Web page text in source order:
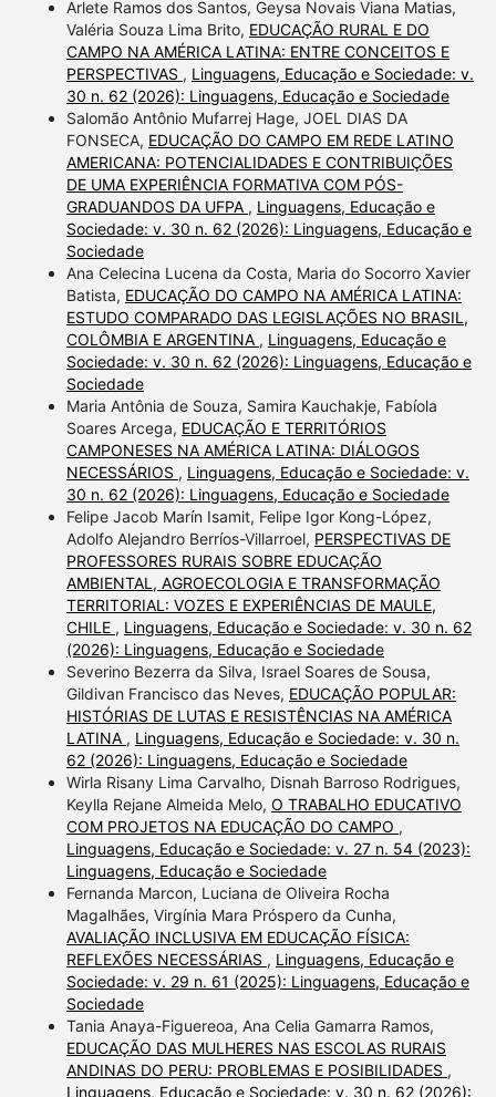
Arlete Ramos dos Santos, Geysa Novais Viana Matias,
Valéria Souza Lima Brito, EDUCAÇÃO RURAL E DO
CAMPO NA AMÉRICA LATINA: ENTRE CONCEITOS E
PERSPECTIVAS , Linguagens, Educação e Sociedade: v.
30 n. 62 (2026): Linguagens, Educação e Sociedade
Salomão Antônio Mufarrej Hage, JOEL DIAS DA
FONSECA, EDUCAÇÃO DO CAMPO EM REDE LATINO
AMERICANA: POTENCIALIDADES E CONTRIBUIÇÕES
DE UMA EXPERIÊNCIA FORMATIVA COM PÓS-
GRADUANDOS DA UFPA , Linguagens, Educação e
Sociedade: v. 30 n. 62 (2026): Linguagens, Educação e
Sociedade
Ana Celecina Lucena da Costa, Maria do Socorro Xavier
Batista, EDUCAÇÃO DO CAMPO NA AMÉRICA LATINA:
ESTUDO COMPARADO DAS LEGISLAÇÕES NO BRASIL,
COLÔMBIA E ARGENTINA , Linguagens, Educação e
Sociedade: v. 30 n. 62 (2026): Linguagens, Educação e
Sociedade
Maria Antônia de Souza, Samira Kauchakje, Fabíola
Soares Arcega, EDUCAÇÃO E TERRITÓRIOS
CAMPONESES NA AMÉRICA LATINA: DIÁLOGOS
NECESSÁRIOS , Linguagens, Educação e Sociedade: v.
30 n. 62 (2026): Linguagens, Educação e Sociedade
Felipe Jacob Marín Isamit, Felipe Igor Kong-López,
Adolfo Alejandro Berríos-Villarroel, PERSPECTIVAS DE
PROFESSORES RURAIS SOBRE EDUCAÇÃO
AMBIENTAL, AGROECOLOGIA E TRANSFORMAÇÃO
TERRITORIAL: VOZES E EXPERIÊNCIAS DE MAULE,
CHILE , Linguagens, Educação e Sociedade: v. 30 n. 62
(2026): Linguagens, Educação e Sociedade
Severino Bezerra da Silva, Israel Soares de Sousa,
Gildivan Francisco das Neves, EDUCAÇÃO POPULAR:
HISTÓRIAS DE LUTAS E RESISTÊNCIAS NA AMÉRICA
LATINA , Linguagens, Educação e Sociedade: v. 30 n.
62 (2026): Linguagens, Educação e Sociedade
Wirla Risany Lima Carvalho, Disnah Barroso Rodrigues,
Keylla Rejane Almeida Melo, O TRABALHO EDUCATIVO
COM PROJETOS NA EDUCAÇÃO DO CAMPO ,
Linguagens, Educação e Sociedade: v. 27 n. 54 (2023):
Linguagens, Educação e Sociedade
Fernanda Marcon, Luciana de Oliveira Rocha
Magalhães, Virgínia Mara Próspero da Cunha,
AVALIAÇÃO INCLUSIVA EM EDUCAÇÃO FÍSICA:
REFLEXÕES NECESSÁRIAS , Linguagens, Educação e
Sociedade: v. 29 n. 61 (2025): Linguagens, Educação e
Sociedade
Tania Anaya-Figuereoa, Ana Celia Gamarra Ramos,
EDUCAÇÃO DAS MULHERES NAS ESCOLAS RURAIS
ANDINAS DO PERU: PROBLEMAS E POSIBILIDADES ,
Linguagens, Educação e Sociedade: v. 30 n. 62 (2026):